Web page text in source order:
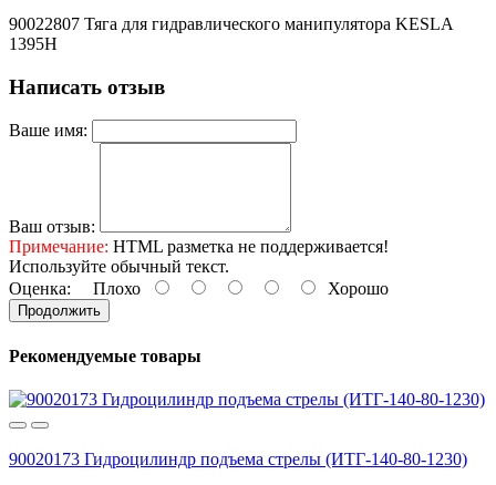
90022807 Тяга для гидравлического манипулятора KESLA
1395H
Написать отзыв
Ваше имя:
Ваш отзыв:
Примечание: HTML разметка не поддерживается!
Используйте обычный текст.
Оценка: Плохо Хорошо
Продолжить
Рекомендуемые товары
90020173 Гидроцилиндр подъема стрелы (ИТГ-140-80-1230)